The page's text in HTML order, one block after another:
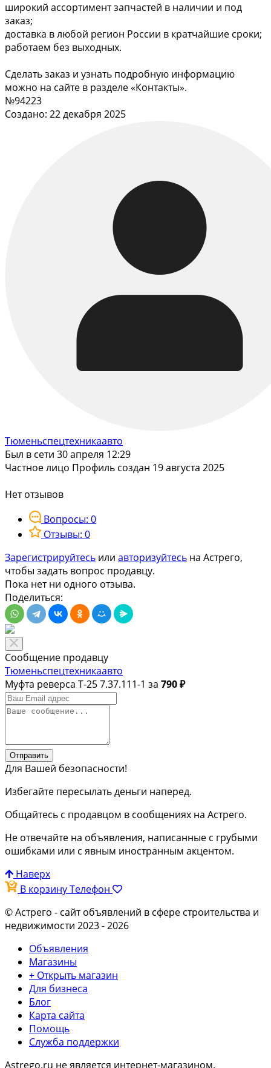
широкий ассортимент запчастей в наличии и под
заказ;
доставка в любой регион России в кратчайшие сроки;
работаем без выходных.
Сделать заказ и узнать подробную информацию
можно на сайте в разделе «Контакты».
№94223
Создано: 22 декабря 2025
Тюменьспецтехникаавто
Был в сети 30 апреля 12:29
Частное лицо Профиль создан 19 августа 2025
Нет отзывов
Вопросы: 0
Отзывы: 0
Зарегистрируйтесь или авторизуйтесь на Астрего,
чтобы задать вопрос продавцу.
Пока нет ни одного отзыва.
Поделиться:
Сообщение продавцу
Тюменьспецтехникаавто
Муфта реверса Т-25 7.37.111-1 за 790 ₽
Отправить
Для Вашей безопасности!
Избегайте пересылать деньги наперед.
Общайтесь с продавцом в сообщениях на Астрего.
Не отвечайте на объявления, написанные с грубыми
ошибками или с явным иностранным акцентом.
Наверх
В корзинуТелефон
© Астрего - сайт объявлений в сфере строительства и
недвижимости 2023 - 2026
Объявления
Магазины
+ Открыть магазин
Для бизнеса
Блог
Карта сайта
Помощь
Служба поддержки
Astrego.ru не является интернет-магазином.